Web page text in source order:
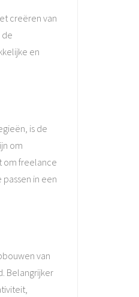
creëren van
de
en
is de
om
om freelance
in een
van
Belangrijker